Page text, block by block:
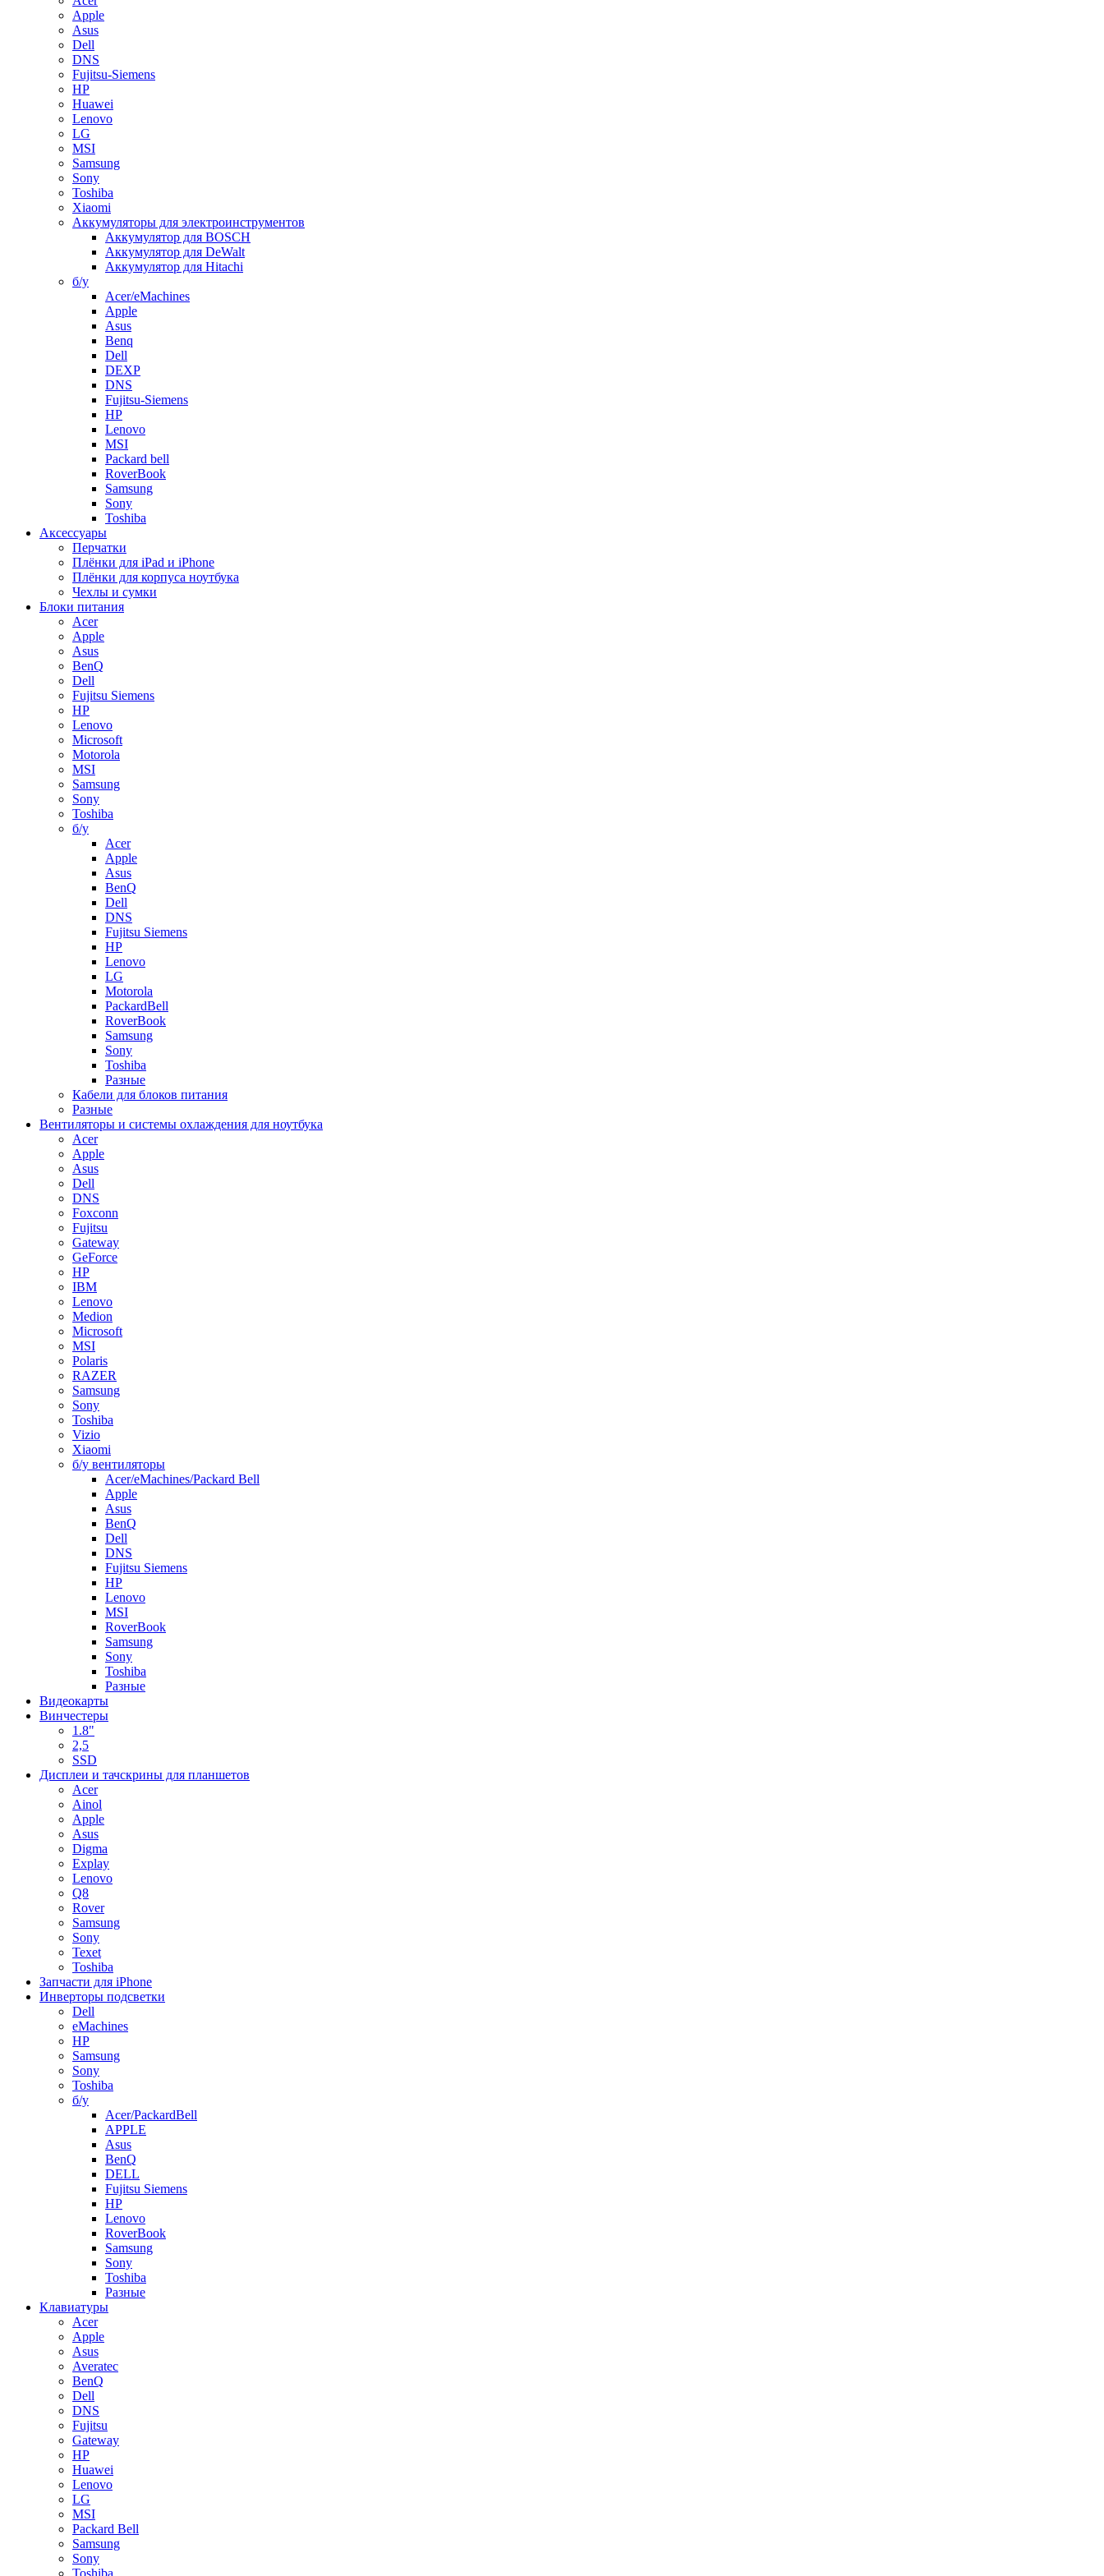
Apple
Asus
Dell
DNS
Fujitsu-Siemens
HP
Huawei
Lenovo
LG
MSI
Samsung
Sony
Toshiba
Xiaomi
Аккумуляторы для электроинструментов
Аккумулятор для BOSCH
Аккумулятор для DeWalt
Аккумулятор для Hitachi
б/у
Acer/eMachines
Apple
Asus
Benq
Dell
DEXP
DNS
Fujitsu-Siemens
HP
Lenovo
MSI
Packard bell
RoverBook
Samsung
Sony
Toshiba
Аксессуары
Перчатки
Плёнки для iPad и iPhone
Плёнки для корпуса ноутбука
Чехлы и сумки
Блоки питания
Acer
Apple
Asus
BenQ
Dell
Fujitsu Siemens
HP
Lenovo
Microsoft
Motorola
MSI
Samsung
Sony
Toshiba
б/у
Acer
Apple
Asus
BenQ
Dell
DNS
Fujitsu Siemens
HP
Lenovo
LG
Motorola
PackardBell
RoverBook
Samsung
Sony
Toshiba
Разные
Кабели для блоков питания
Разные
Вентиляторы и системы охлаждения для ноутбука
Acer
Apple
Asus
Dell
DNS
Foxconn
Fujitsu
Gateway
GeForce
HP
IBM
Lenovo
Medion
Microsoft
MSI
Polaris
RAZER
Samsung
Sony
Toshiba
Vizio
Xiaomi
б/у вентиляторы
Acer/eMachines/Packard Bell
Apple
Asus
BenQ
Dell
DNS
Fujitsu Siemens
HP
Lenovo
MSI
RoverBook
Samsung
Sony
Toshiba
Разные
Видеокарты
Винчестеры
1.8"
2,5
SSD
Дисплеи и тачскрины для планшетов
Acer
Ainol
Apple
Asus
Digma
Explay
Lenovo
Q8
Rover
Samsung
Sony
Texet
Toshiba
Запчасти для iPhone
Инверторы подсветки
Dell
eMachines
HP
Samsung
Sony
Toshiba
б/у
Acer/PackardBell
APPLE
Asus
BenQ
DELL
Fujitsu Siemens
HP
Lenovo
RoverBook
Samsung
Sony
Toshiba
Разные
Клавиатуры
Acer
Apple
Asus
Averatec
BenQ
Dell
DNS
Fujitsu
Gateway
HP
Huawei
Lenovo
LG
MSI
Packard Bell
Samsung
Sony
Toshiba